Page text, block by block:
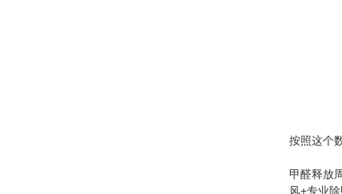
按照这个
甲醛释放
风+专业除